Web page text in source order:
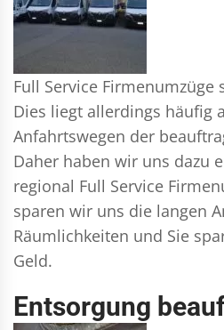
Full Service
Dies liegt allerdings häufig
Anfahrtswegen der
Daher haben wir uns dazu
regional Full Service
sparen wir uns die langen
Räumlichkeiten und Sie
Geld.
Entsorgung